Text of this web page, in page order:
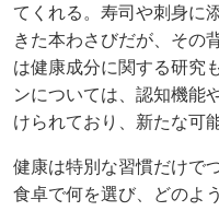
てくれる。寿司や刺身に
きた本わさびだが、その
は健康成分に関する研究
ンについては、認知機能
けられており、新たな可
健康は特別な習慣だけで
食卓で何を選び、どのよ